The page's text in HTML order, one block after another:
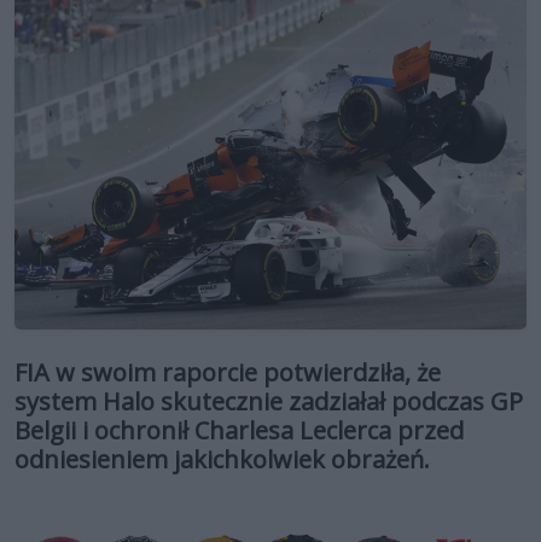
FIA w swoim raporcie potwierdziła, że
system Halo skutecznie zadziałał podczas GP
Belgii i ochronił Charlesa Leclerca przed
odniesieniem jakichkolwiek obrażeń.